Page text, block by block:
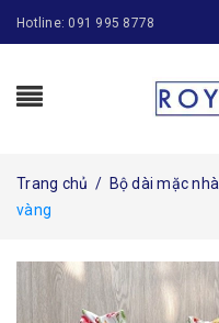
Hotline: 091 995 8778
Trang chủ / Bộ dài mặc nhà
vàng